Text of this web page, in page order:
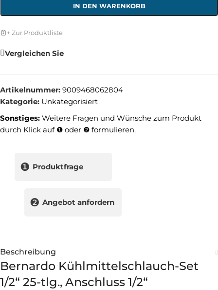
IN DEN WARENKORB
+ Zur Produktliste
Vergleichen Sie
Artikelnummer: 9009468062804
Kategorie: Unkategorisiert
Sonstiges: Weitere Fragen und Wünsche zum Produkt
durch Klick auf ❶ oder ❷ formulieren.
❶ Produktfrage
❷ Angebot anfordern
Beschreibung
Bernardo Kühlmittelschlauch-Set
1/2“ 25-tlg., Anschluss 1/2“